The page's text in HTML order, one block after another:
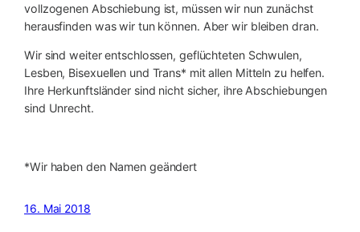
vollzogenen Abschiebung ist, müssen wir nun zunächst
herausfinden was wir tun können. Aber wir bleiben dran.
Wir sind weiter entschlossen, geflüchteten Schwulen,
Lesben, Bisexuellen und Trans* mit allen Mitteln zu helfen.
Ihre Herkunftsländer sind nicht sicher, ihre Abschiebungen
sind Unrecht.
*Wir haben den Namen geändert
16. Mai 2018